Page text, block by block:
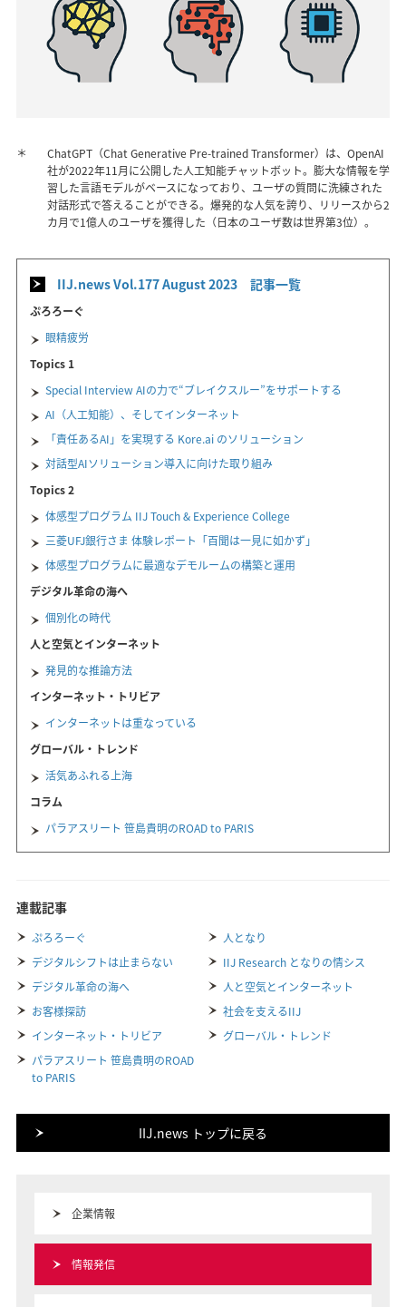
＊
ChatGPT（Chat Generative Pre-trained Transformer）は、OpenAI
社が2022年11月に公開した人工知能チャットボット。膨大な情報を学
習した言語モデルがベースになっており、ユーザの質問に洗練された
対話形式で答えることができる。爆発的な人気を誇り、リリースから2
カ月で1億人のユーザを獲得した（日本のユーザ数は世界第3位）。
IIJ.news Vol.177 August 2023 記事一覧
ぷろろーぐ
眼精疲労
Topics 1
Special Interview AIの力で“ブレイクスルー”をサポートする
AI（人工知能）、そしてインターネット
「責任あるAI」を実現する Kore.ai のソリューション
対話型AIソリューション導入に向けた取り組み
Topics 2
体感型プログラム IIJ Touch & Experience College
三菱UFJ銀行さま 体験レポート「百聞は一見に如かず」
体感型プログラムに最適なデモルームの構築と運用
デジタル革命の海へ
個別化の時代
人と空気とインターネット
発見的な推論方法
インターネット・トリビア
インターネットは重なっている
グローバル・トレンド
活気あふれる上海
コラム
パラアスリート 笹島貴明のROAD to PARIS
連載記事
ぷろろーぐ
人となり
デジタルシフトは止まらない
IIJ Research となりの情シス
デジタル革命の海へ
人と空気とインターネット
お客様探訪
社会を支えるIIJ
インターネット・トリビア
グローバル・トレンド
パラアスリート 笹島貴明のROAD
to PARIS
IIJ.news トップに戻る
企業情報
情報発信